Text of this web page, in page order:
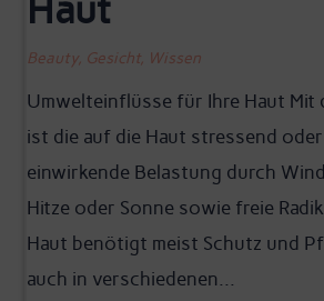
Haut
Beauty, Gesicht, Wissen
Umwelteinflüsse für Ihre Haut Mit
ist die auf die Haut stressend
einwirkende Belastung durch
Hitze oder Sonne sowie freie
Haut benötigt meist Schutz und
auch in verschiedenen...